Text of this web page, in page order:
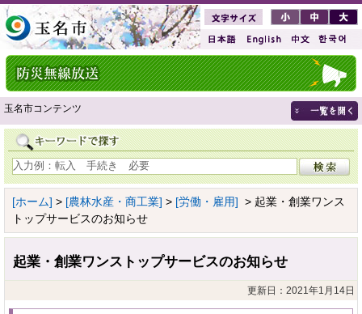
玉名市コンテンツ
[ホーム] > [農林水産・商工業] > [労働・雇用] > 起業・創業ワンス
トップサービスのお知らせ
起業・創業ワンストップサービスのお知らせ
更新日：2021年1月14日